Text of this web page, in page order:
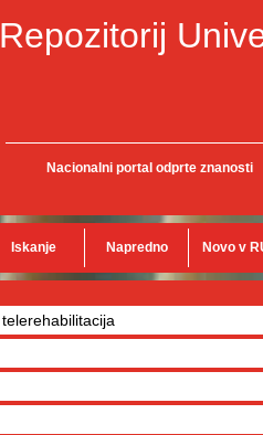
Repozitorij
Nacionalni portal odprte znanosti
Iskanje Napredno Novo v